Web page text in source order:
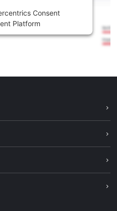
Consent
Platform